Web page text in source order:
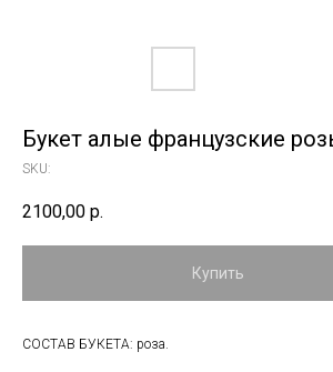
Букет алые французские
SKU:
2100,00 р.
Купить
СОСТАВ БУКЕТА: роза.